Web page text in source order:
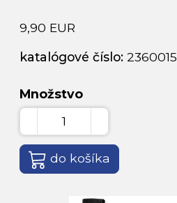
9,90 EUR
katalógové číslo: 2360015
Množstvo
do košíka